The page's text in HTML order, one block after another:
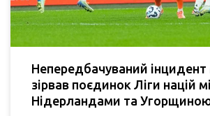
Непередбачуваний
зірвав поєдинок Ліги націй
Нідерландами та